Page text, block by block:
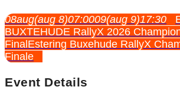
08aug(aug 8)07:0009(aug 9)17:30
BUXTEHUDE RallyX 2026
Final Estering Buxehude RallyX
Finale
Event Details